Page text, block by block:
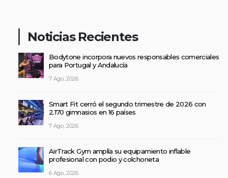
Noticias Recientes
Bodytone incorpora nuevos responsables comerciales
para Portugal y Andalucía
7 Ago, 2026
Smart Fit cerró el segundo trimestre de 2026 con
2.170 gimnasios en 16 países
7 Ago, 2026
AirTrack Gym amplía su equipamiento inflable
profesional con podio y colchoneta
6 Ago, 2026